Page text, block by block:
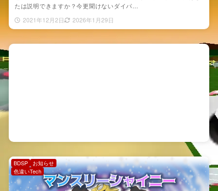
たは説明できますか？今更聞けないダイパ…
2021年12月2日
2026年1月29日
BDSP
お知らせ
色違いTech